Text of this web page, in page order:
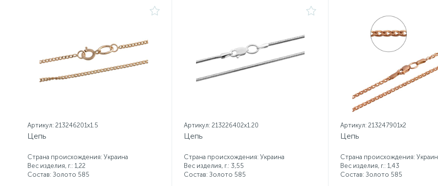
Артикул: 213246201x1.5
Цепь
Страна происхождения: Украина
Вес изделия, г.: 1,22
Состав: Золото 585
Артикул: 213226402x1.20
Цепь
Страна происхождения: Украина
Вес изделия, г.: 3,55
Состав: Золото 585
Артикул: 213247901x2
Цепь
Страна происхождения:
Вес изделия, г.: 1,43
Состав: Золото 585